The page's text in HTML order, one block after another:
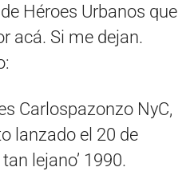
Héroes Urbanos que
acá. Si me dejan.
Carlospazonzo NyC,
lanzado el 20 de
lejano’ 1990.